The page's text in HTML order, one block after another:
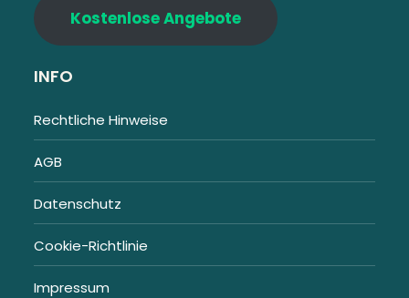
Kostenlose Angebote
INFO
Rechtliche Hinweise
AGB
Datenschutz
Cookie-Richtlinie
Impressum